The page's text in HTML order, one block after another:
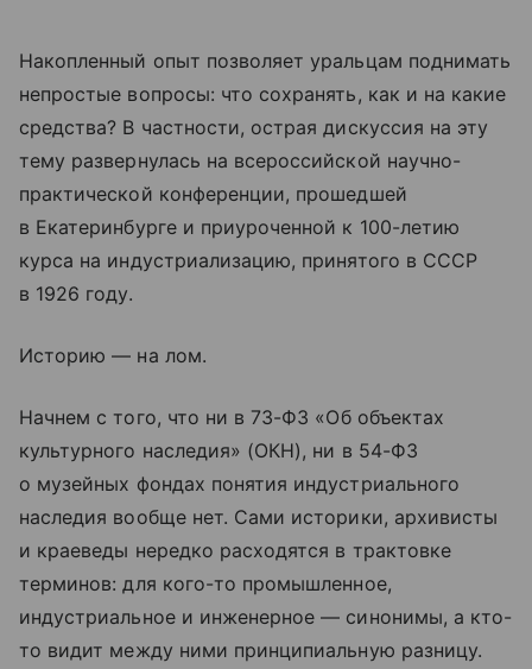
Накопленный опыт позволяет уральцам поднимать
непростые вопросы: что сохранять, как и на какие
средства? В частности, острая дискуссия на эту
тему развернулась на всероссийской научно-
практической конференции, прошедшей
в Екатеринбурге и приуроченной к 100-летию
курса на индустриализацию, принятого в СССР
в 1926 году.
Историю — на лом.
Начнем с того, что ни в 73-ФЗ «Об объектах
культурного наследия» (ОКН), ни в 54-ФЗ
о музейных фондах понятия индустриального
наследия вообще нет. Сами историки, архивисты
и краеведы нередко расходятся в трактовке
терминов: для кого-то промышленное,
индустриальное и инженерное — синонимы, а кто-
то видит между ними принципиальную разницу.